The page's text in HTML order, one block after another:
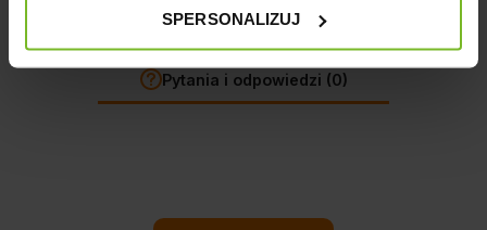
SPERSONALIZUJ
Pytania i odpowiedzi (0)